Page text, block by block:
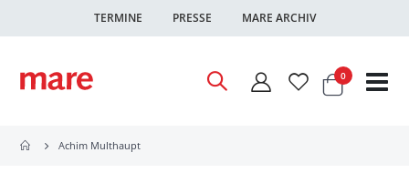
TERMINE PRESSE MARE ARCHIV
Warenkorb
0Artikel
Achim Multhaupt